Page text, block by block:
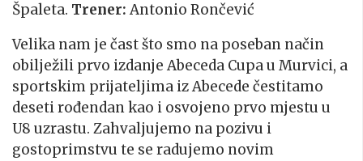
Špaleta. Trener: Antonio Rončević
Velika nam je čast što smo na poseban način
obilježili prvo izdanje Abeceda Cupa u Murvici, a
sportskim prijateljima iz Abecede čestitamo
deseti rođendan kao i osvojeno prvo mjestu u
U8 uzrastu. Zahvaljujemo na pozivu i
gostoprimstvu te se radujemo novim